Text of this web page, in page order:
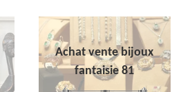
Achat vente bijoux
fantaisie 81